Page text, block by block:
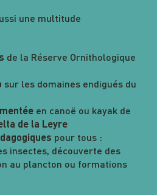
une multitude
de la Réserve Ornithologique
sur les domaines endigués du
en canoë ou kayak de
de la Leyre
pour tous :
insectes, découverte des
au plancton ou formations